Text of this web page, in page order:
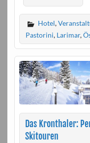
Hotel,
Pastorini, Larimar,
Das Kronthaler:
Skitouren